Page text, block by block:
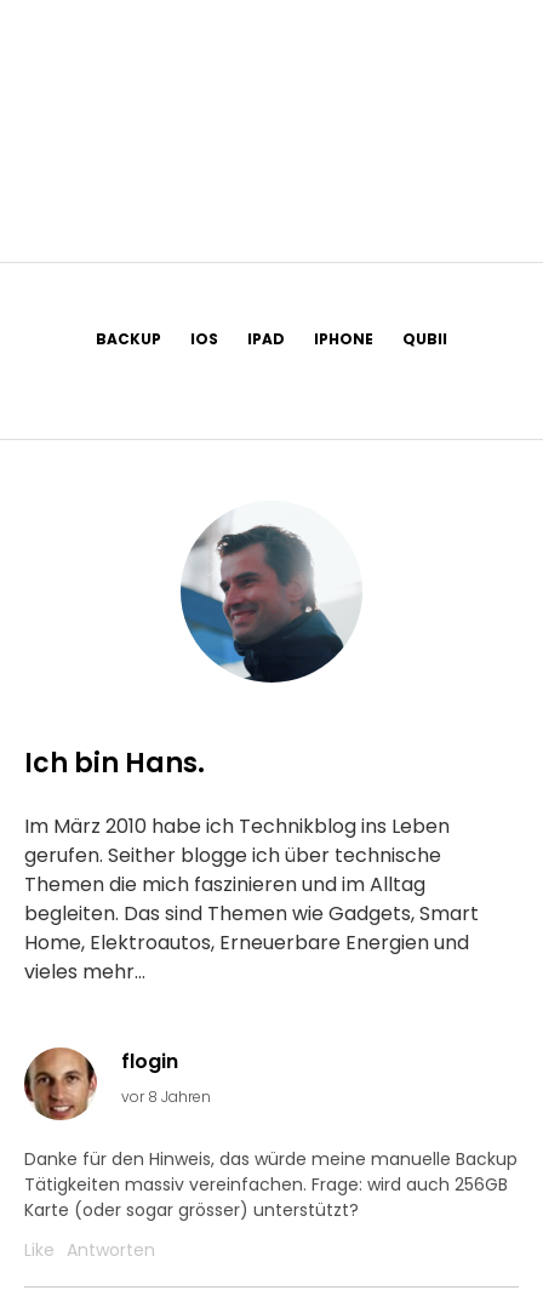
BACKUP IOS IPAD IPHONE QUBII
Ich bin Hans.
Im März 2010 habe ich Technikblog ins Leben
gerufen. Seither blogge ich über technische
Themen die mich faszinieren und im Alltag
begleiten. Das sind Themen wie Gadgets, Smart
Home, Elektroautos, Erneuerbare Energien und
vieles mehr...
flogin
vor 8 Jahren
Danke für den Hinweis, das würde meine manuelle Backup
Tätigkeiten massiv vereinfachen. Frage: wird auch 256GB
Karte (oder sogar grösser) unterstützt?
Like Antworten